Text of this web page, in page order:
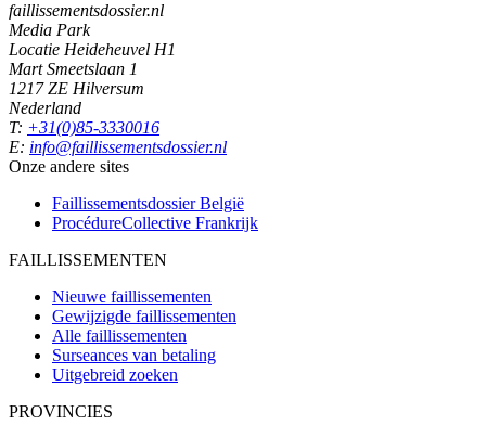
faillissementsdossier.nl
Media Park
Locatie Heideheuvel H1
Mart Smeetslaan 1
1217 ZE Hilversum
Nederland
T: +31(0)85-3330016
E: info@faillissementsdossier.nl
Onze andere sites
Faillissementsdossier België
ProcédureCollective Frankrijk
FAILLISSEMENTEN
Nieuwe faillissementen
Gewijzigde faillissementen
Alle faillissementen
Surseances van betaling
Uitgebreid zoeken
PROVINCIES